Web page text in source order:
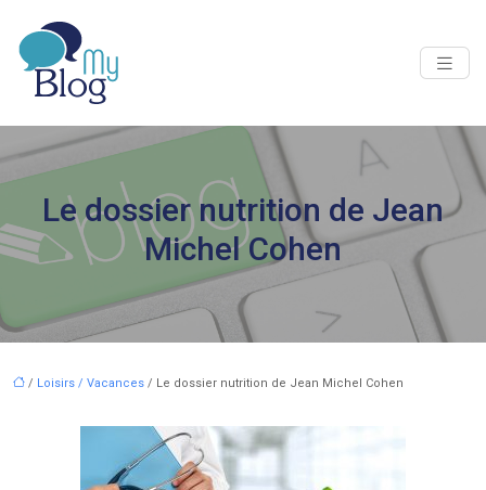
Le dossier nutrition de Jean
Michel Cohen
/ Loisirs / Vacances / Le dossier nutrition de Jean Michel Cohen